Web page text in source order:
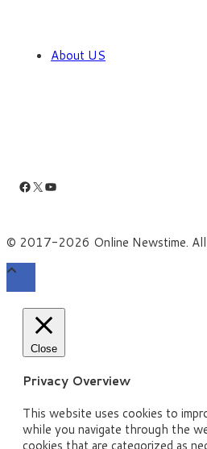
About US
Facebook
X YouTube
© 2017-2026 Online Newstime. All
Close
Privacy Overview
This website uses cookies to
while you navigate through the
cookies that are categorized as